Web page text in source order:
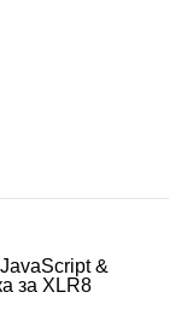
&
за XLR8